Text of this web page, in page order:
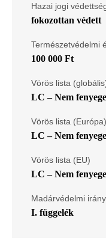
Hazai jogi
fokozottan védett
Természetvédelmi
100 000 Ft
Vörös lista
LC – Nem
Vörös lista (Európa)
LC – Nem
Vörös lista (EU)
LC – Nem
Madárvédelmi
I. függelék